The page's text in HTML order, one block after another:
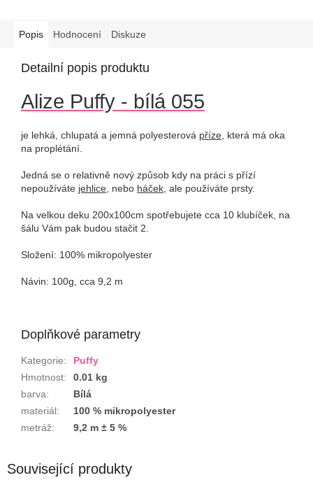
Popis Hodnocení Diskuze
Detailní popis produktu
Alize Puffy - bílá 055
je lehká, chlupatá a jemná polyesterová příze , která má oka
na proplétání.
Jedná se o relativně nový způsob kdy na práci s přízí
nepoužíváte jehlice , nebo háček , ale používáte prsty.
Na velkou deku 200x100cm spotřebujete cca 10 klubíček, na
šálu Vám pak budou stačit 2.
Složení: 100% mikropolyester
Návin: 100g, cca 9,2 m
Doplňkové parametry
Kategorie:
Puffy
Hmotnost:
0.01 kg
barva:
Bílá
materiál:
100 % mikropolyester
metráž: 9,2 m ± 5 %
Související produkty